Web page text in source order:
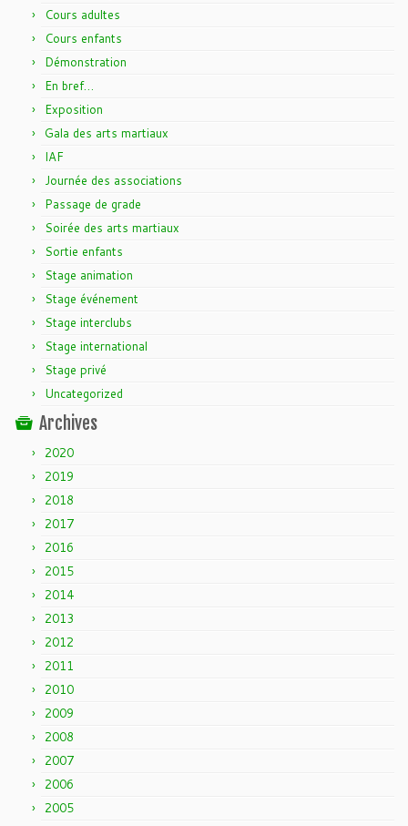
Cours adultes
Cours enfants
Démonstration
En bref…
Exposition
Gala des arts martiaux
IAF
Journée des associations
Passage de grade
Soirée des arts martiaux
Sortie enfants
Stage animation
Stage événement
Stage interclubs
Stage international
Stage privé
Uncategorized
Archives
2020
2019
2018
2017
2016
2015
2014
2013
2012
2011
2010
2009
2008
2007
2006
2005